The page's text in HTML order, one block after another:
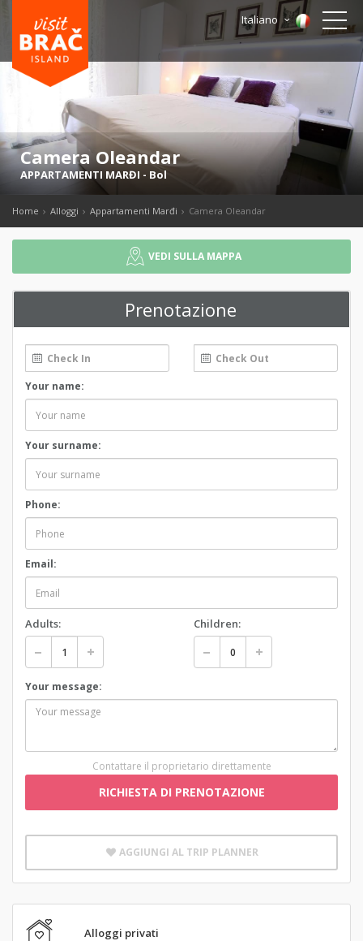
Italiano
Camera Oleandar
APPARTAMENTI MARĐI - Bol
Home Alloggi Appartamenti Marđi Camera Oleandar
VEDI SULLA MAPPA
Prenotazione
Your name:
Your surname:
Phone:
Email:
Adults: Children:
Your message:
Contattare il proprietario direttamente
RICHIESTA DI PRENOTAZIONE
AGGIUNGI AL TRIP PLANNER
Alloggi privati